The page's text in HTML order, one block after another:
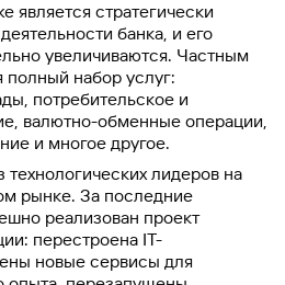
является стратегически
банка, и его
увеличиваются. Частным
полный набор услуг:
потребительское и
валютно-обменные операции,
и многое другое.
технологических лидеров на
рынке. За последние
реализован проект
перестроена IT-
новые сервисы для